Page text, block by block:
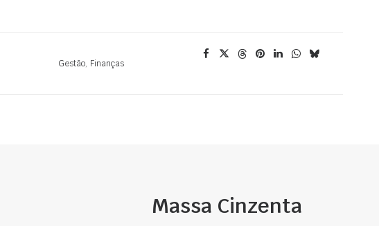
Gestão, Finanças
Massa Cinzenta